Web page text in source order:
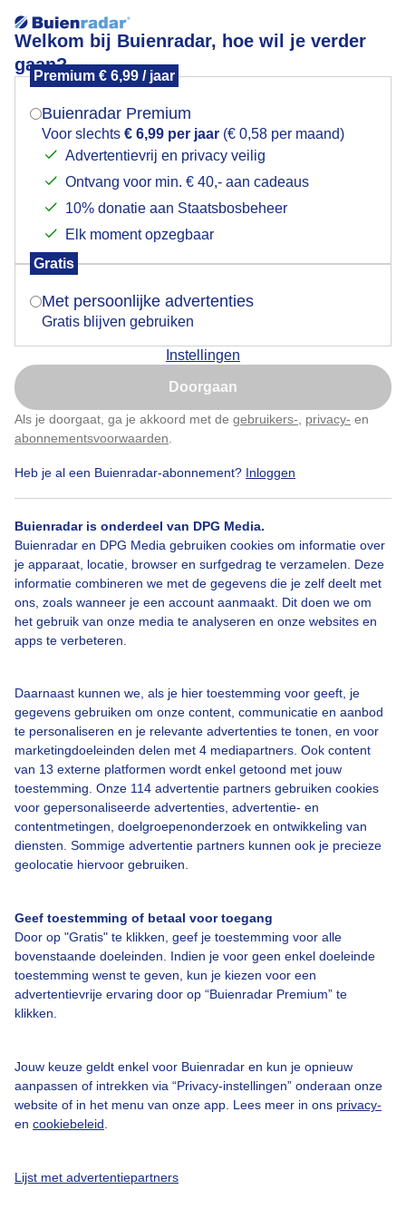
Welkom bij Buienradar, hoe wil je verder
gaan?
Premium € 6,99 / jaar
Buienradar Premium
Voor slechts € 6,99 per jaar (€ 0,58 per maand)
Advertentievrij en privacy veilig
Ontvang voor min. € 40,- aan cadeaus
10% donatie aan Staatsbosbeheer
Elk moment opzegbaar
Gratis
Met persoonlijke advertenties
Gratis blijven gebruiken
Instellingen
Doorgaan
Als je doorgaat, ga je akkoord met de gebruikers- privacy- en
abonnementsvoorwaarden
Heb je al een Buienradar-abonnement? Inloggen
Buienradar is onderdeel van DPG Media.
Buienradar en DPG Media gebruiken cookies om informatie over
je apparaat, locatie, browser en surfgedrag te verzamelen. Deze
informatie combineren we met de gegevens die je zelf deelt met
ons, zoals wanneer je een account aanmaakt. Dit doen we om
het gebruik van onze media te analyseren en onze websites en
apps te verbeteren.
Daarnaast kunnen we, als je hier toestemming voor geeft, je
gegevens gebruiken om onze content, communicatie en aanbod
te personaliseren en je relevante advertenties te tonen, en voor
marketingdoeleinden delen met 4 mediapartners. Ook content
van 13 externe platformen wordt enkel getoond met jouw
toestemming. Onze 114 advertentie partners gebruiken cookies
voor gepersonaliseerde advertenties, advertentie- en
contentmetingen, doelgroepenonderzoek en ontwikkeling van
diensten. Sommige advertentie partners kunnen ook je precieze
geolocatie hiervoor gebruiken.
Geef toestemming of betaal voor toegang
Door op "Gratis" te klikken, geef je toestemming voor alle
bovenstaande doeleinden. Indien je voor geen enkel doeleinde
toestemming wenst te geven, kun je kiezen voor een
advertentievrije ervaring door op “Buienradar Premium” te
klikken.
Jouw keuze geldt enkel voor Buienradar en kun je opnieuw
aanpassen of intrekken via “Privacy-instellingen” onderaan onze
website of in het menu van onze app. Lees meer in ons privacy-
en cookiebeleid
Lijst met advertentiepartners
maan 1e kwartier
blijft een apart object om te fotograferen
Maanstand Herfst
Bekijk slideshow
Een moment geduld aub...
Bedrijfsgegevens
Veelgestelde vragen
Contact
Adverteren
Buienradar Team
Cookie beleid
Mogen we je locatie gebruiken voor het
Indien je hier nog geen akkoord op hebt gegeven,
verschijnt er zo een pop-up uit je browser waarin
Is goed, toon de popup
Nu niet, misschien later
Klik hierom dit aan te passen